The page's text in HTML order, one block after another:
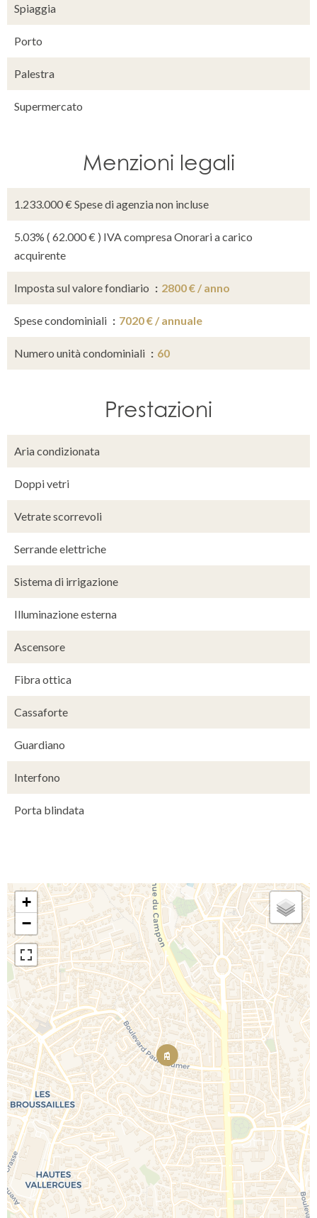
Spiaggia
Porto
Palestra
Supermercato
Menzioni legali
1.233.000 € Spese di agenzia non incluse
5.03% ( 62.000 € ) IVA compresa Onorari a carico
acquirente
Imposta sul valore fondiario 2800 € / anno
Spese condominiali 7020 € / annuale
Numero unità condominiali 60
Prestazioni
Aria condizionata
Doppi vetri
Vetrate scorrevoli
Serrande elettriche
Sistema di irrigazione
Illuminazione esterna
Ascensore
Fibra ottica
Cassaforte
Guardiano
Interfono
Porta blindata
+
−